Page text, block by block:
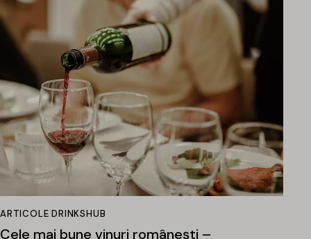
ARTICOLE DRINKSHUB
Cele mai bune vinuri românești –